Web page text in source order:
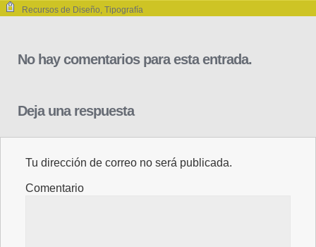
Recursos de Diseño, Tipografía
No hay comentarios para esta entrada.
Deja una respuesta
Tu dirección de correo no será publicada.
Comentario